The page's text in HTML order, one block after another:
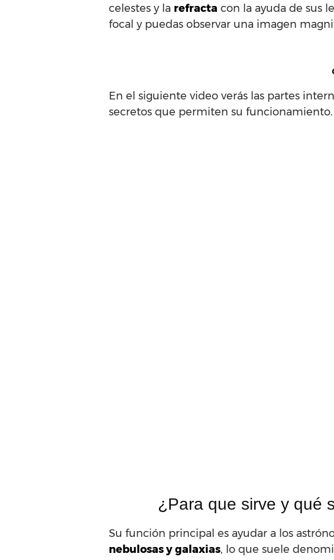
celestes y la refracta con la ayuda de sus
focal y puedas observar una imagen
En el siguiente video verás las partes
secretos que permiten su funcionamiento.
¿Para que sirve y qué
Su función principal es ayudar a los
nebulosas y galaxias, lo que suele